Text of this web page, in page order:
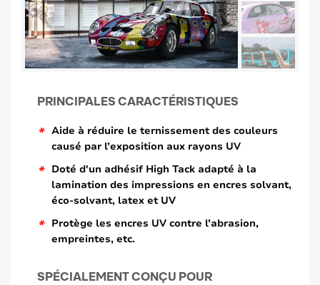
PRINCIPALES CARACTÉRISTIQUES
* Aide à réduire le ternissement des couleurs
causé par l’exposition aux rayons UV
*
Doté d'un adhésif High Tack adapté à la
lamination des impressions en encres solvant,
éco-solvant, latex et UV
*
Protège les encres UV contre l’abrasion,
empreintes, etc.
SPÉCIALEMENT CONÇU POUR